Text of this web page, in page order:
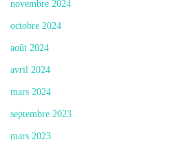
novembre 2024
octobre 2024
août 2024
avril 2024
mars 2024
septembre 2023
mars 2023